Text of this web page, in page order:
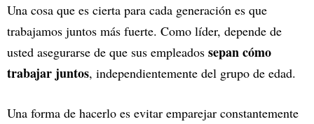
Una cosa que es cierta para cada generación es que
trabajamos juntos más fuerte. Como líder, depende de
usted asegurarse de que sus empleados sepan cómo
trabajar juntos, independientemente del grupo de edad.
Una forma de hacerlo es evitar emparejar constantemente